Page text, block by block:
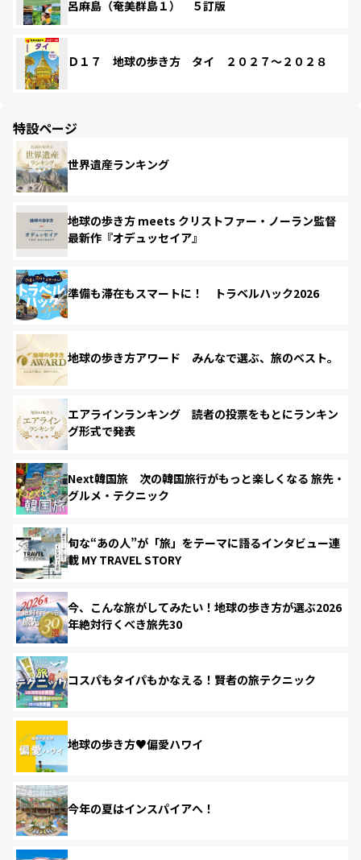
呂麻島（奄美群島１） ５訂版
Ｄ１７ 地球の歩き方 タイ ２０２７～２０２８
特設ページ
世界遺産ランキング
地球の歩き方 meets クリストファー・ノーラン監督
最新作『オデュッセイア』
準備も滞在もスマートに！ トラベルハック2026
地球の歩き方アワード みんなで選ぶ、旅のベスト。
エアラインランキング 読者の投票をもとにランキン
グ形式で発表
Next韓国旅 次の韓国旅行がもっと楽しくなる 旅先・
グルメ・テクニック
旬な“あの人”が「旅」をテーマに語るインタビュー連
載 MY TRAVEL STORY
今、こんな旅がしてみたい！地球の歩き方が選ぶ2026
年絶対行くべき旅先30
コスパもタイパもかなえる！賢者の旅テクニック
地球の歩き方♥偏愛ハワイ
今年の夏はインスパイアへ！